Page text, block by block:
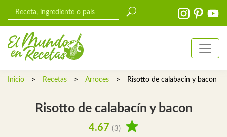
Inicio > Recetas > Arroces > Risotto de calabacín y bacon
Risotto de calabacín y bacon
4.67 (3)